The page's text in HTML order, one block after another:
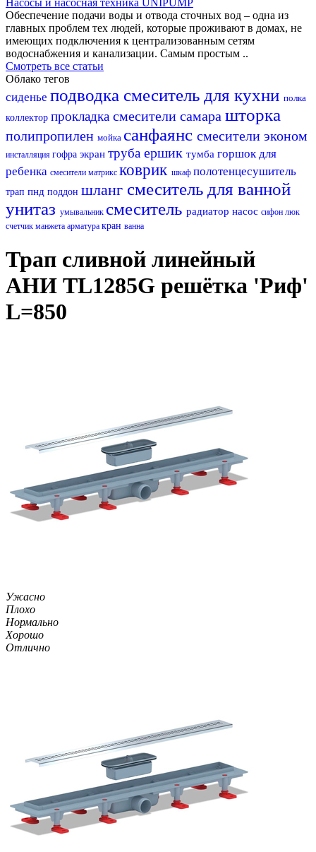
Обеспечение подачи воды и отвода сточных вод – одна из
главных проблем тех людей, которые проживают в домах, не
имеющих подключения к централизованным сетям
водоснабжения и канализации. Самым простым ..
Смотреть все статьи
Облако тегов
сиденье подводка смеситель для кухни полка
коллектор прокладка смесители самара шторка
полипропилен мойка санфаянс смесители эконом
инсталляция гофра экран труба ершик тумба горшок для
ребенка смесители матрикс коврик шкаф полотенцесушитель
трап пнд поддон шланг смеситель для ванной
унитаз умывальник смеситель радиатор насос сифон люк
счетчик манжета арматура кран ванна
Трап сливной линейный
АНИ TL1285G решётка 'Риф'
L=850
Ужасно
Плохо
Нормально
Хорошо
Отлично